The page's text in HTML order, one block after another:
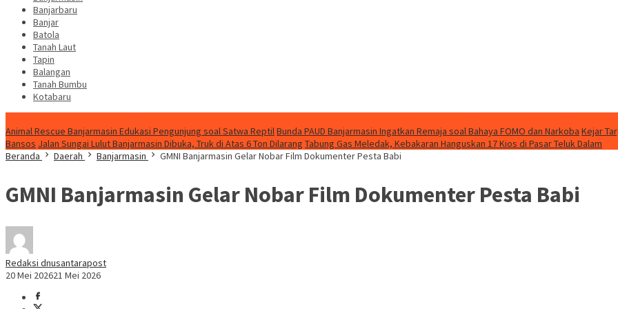
Banjarbaru
Banjar
Batola
Tanah Laut
Tapin
Balangan
Tanah Bumbu
Kotabaru
Animal Rescue Banjarmasin Edukasi Pengunjung soal Satwa ReptilBunda PAUD Banjarmasin Ingatkan Remaja soal Bahaya FOMO dan Narkoba Kejar
Bansos Jalan Sungai Lulut Banjarmasin Dibuka, Truk di Atas 6 Ton Dilarang Tabung Gas Meledak, Kebakaran Hanguskan 17 Kios di Pasar Teluk Dalam
Beranda
Daerah Banjarmasin GMNI Banjarmasin Gelar Nobar Film Dokumenter Pesta Babi
GMNI Banjarmasin Gelar Nobar Film Dokumenter Pesta Babi
Redaksi dnusantarapost
20 Mei 202621 Mei 2026